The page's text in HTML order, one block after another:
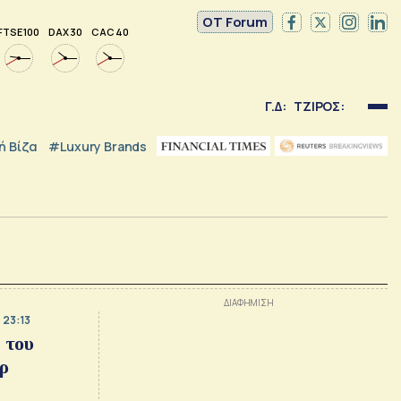
100 DAX 30 CAC 40
OT Forum
Γ.Δ: ΤΖΙΡΟΣ:
Βίζα #luxury Brands
23:13
του